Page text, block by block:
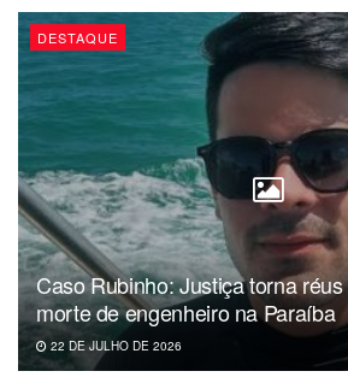
DESTAQUE
Caso Rubinho: Justiça torna
morte de engenheiro na Paraíba
22 DE JULHO DE 2026